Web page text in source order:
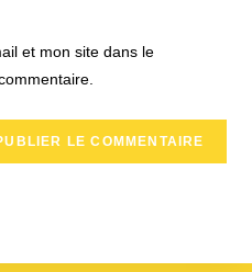
et mon site dans le